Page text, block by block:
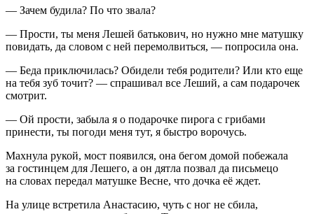
— Зачем будила? По что звала?
— Прости, ты меня Лешей батькович, но нужно мне матушку
повидать, да словом с ней перемолвиться, — попросила она.
— Беда приключилась? Обидели тебя родители? Или кто еще
на тебя зуб точит? — спрашивал все Леший, а сам подарочек
смотрит.
— Ой прости, забыла я о подарочке пирога с грибами
принести, ты погоди меня тут, я быстро ворочусь.
Махнула рукой, мост появился, она бегом домой побежала
за гостинцем для Лешего, а он дятла позвал да письмецо
на словах передал матушке Весне, что дочка её ждет.
На улице встретила Анастасию, чуть с ног не сбила,